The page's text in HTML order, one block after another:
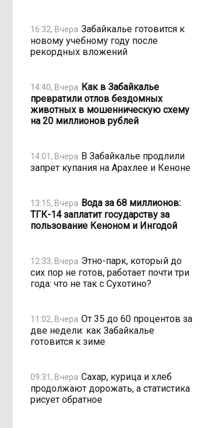
16:32, Вчера Забайкалье готовится к
новому учебному году после
рекордных вложений
14:40, Вчера Как в Забайкалье
превратили отлов бездомных
животных в мошенническую схему
на 20 миллионов рублей
14:01, Вчера В Забайкалье продлили
запрет купания на Арахлее и Кеноне
13:15, Вчера Вода за 68 миллионов:
ТГК-14 заплатит государству за
пользование Кеноном и Ингодой
12:33, Вчера Этно-парк, который до
сих пор не готов, работает почти три
года: что не так с Сухотино?
11:02, Вчера От 35 до 60 процентов за
две недели: как Забайкалье
готовится к зиме
09:31, Вчера Сахар, курица и хлеб
продолжают дорожать, а статистика
рисует обратное